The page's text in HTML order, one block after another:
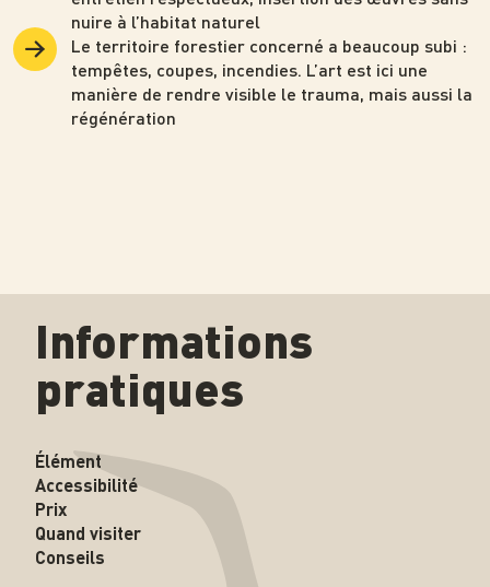
nuire à l’habitat naturel
Le territoire forestier concerné a beaucoup subi :
tempêtes, coupes, incendies. L’art est ici une
manière de rendre visible le trauma, mais aussi la
régénération
Informations
pratiques
Élément
Accessibilité
Prix
Quand visiter
Conseils